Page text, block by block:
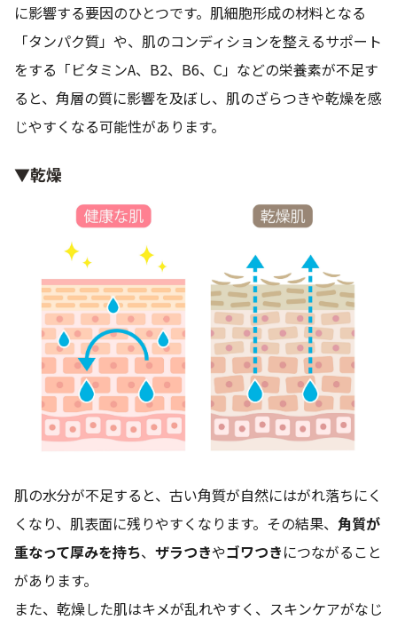
に影響する要因のひとつです。肌細胞形成の材料となる
「タンパク質」や、肌のコンディションを整えるサポート
をする「ビタミンA、B2、B6、C」などの栄養素が不足す
ると、角層の質に影響を及ぼし、肌のざらつきや乾燥を感
じやすくなる可能性があります。
▼乾燥
肌の水分が不足すると、古い角質が自然にはがれ落ちにく
くなり、肌表面に残りやすくなります。その結果、 角質が
重なって厚みを持ち、 ザラつきやゴワつきにつながること
があります。
また、乾燥した肌はキメが乱れやすく、スキンケアがなじ